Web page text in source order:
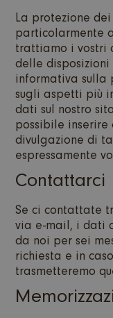
La protezione
particolarmente
trattiamo i vostri
delle disposizioni
informativa sulla
sugli aspetti più
dati sul nostro
possibile
divulgazione di
espressamente
Contattarci
Se ci contattate
via e-mail, i dati
da noi per sei
richiesta e in
trasmetteremo